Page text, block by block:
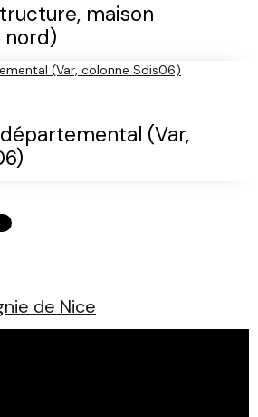
maison
nord)
(Var,
de Nice